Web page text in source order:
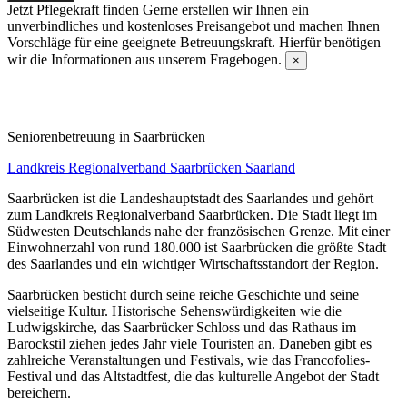
Jetzt Pflegekraft finden Gerne erstellen wir Ihnen ein
unverbindliches und kostenloses Preisangebot und machen Ihnen
Vorschläge für eine geeignete Betreuungskraft. Hierfür benötigen
wir die Informationen aus unserem Fragebogen.
×
Senioren­betreuung in Saarbrücken
Landkreis Regionalverband Saarbrücken Saarland
Saarbrücken ist die Landeshauptstadt des Saarlandes und gehört
zum Landkreis Regionalverband Saarbrücken. Die Stadt liegt im
Südwesten Deutschlands nahe der französischen Grenze. Mit einer
Einwohnerzahl von rund 180.000 ist Saarbrücken die größte Stadt
des Saarlandes und ein wichtiger Wirtschaftsstandort der Region.
Saarbrücken besticht durch seine reiche Geschichte und seine
vielseitige Kultur. Historische Sehenswürdigkeiten wie die
Ludwigskirche, das Saarbrücker Schloss und das Rathaus im
Barockstil ziehen jedes Jahr viele Touristen an. Daneben gibt es
zahlreiche Veranstaltungen und Festivals, wie das Francofolies-
Festival und das Altstadtfest, die das kulturelle Angebot der Stadt
bereichern.